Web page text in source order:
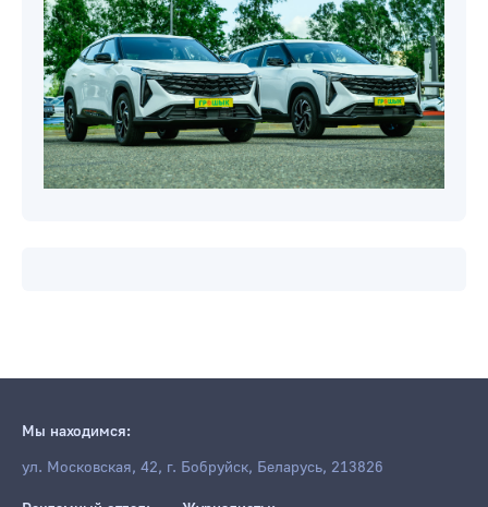
Мы находимся:
ул. Московская, 42, г. Бобруйск, Беларусь, 213826